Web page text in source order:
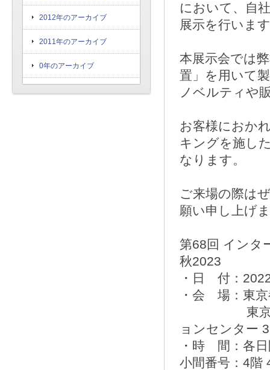
において、自
展示を行いま
本展示会では
置」を用いて
ノベルティや
お客様におか
キングを施し
なります。
ご来場の際は
願い申し上げ
第68回 インタ
秋2023
・日 付：
・会 場：東
東京・サン
ョンセンター
・時 間：各
小間番号：4階
2012年のアーカイブ
2011年のアーカイブ
0年のアーカイブ